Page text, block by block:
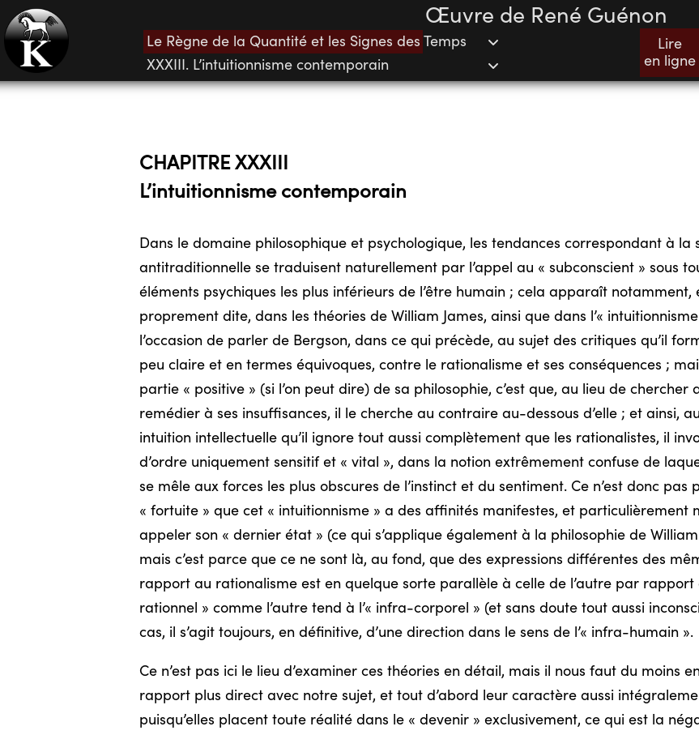
Œuvre de René Guénon
Le Règne de la Quantité et les Signes des Temps
XXXIII. L’intuitionnisme contemporain
Lire
en ligne
CHAPITRE XXXIII
L’intuitionnisme contemporain
Dans le domaine philosophique et psychologique, les tendances correspondant à la
antitraditionnelle se traduisent naturellement par l’appel au « subconscient » sous
éléments psychiques les plus inférieurs de l’être humain ; cela apparaît
proprement dite, dans les théories de William James, ainsi que dans l’«
l’occasion de parler de Bergson, dans ce qui précède, au sujet des critiques qu’il
peu claire et en termes équivoques, contre le rationalisme et ses conséquences ;
partie « positive » (si l’on peut dire) de sa philosophie, c’est que, au lieu de
remédier à ses insuffisances, il le cherche au contraire au-dessous d’elle ; et ainsi,
intuition intellectuelle qu’il ignore tout aussi complètement que les rationalistes, il
d’ordre uniquement sensitif et « vital », dans la notion extrêmement confuse de
se mêle aux forces les plus obscures de l’instinct et du sentiment. Ce n’est donc
« fortuite » que cet « intuitionnisme » a des affinités manifestes, et particulièrement
appeler son « dernier état » (ce qui s’applique également à la philosophie de
mais c’est parce que ce ne sont là, au fond, que des expressions différentes des
rapport au rationalisme est en quelque sorte parallèle à celle de l’autre par rapport
rationnel » comme l’autre tend à l’« infra-corporel » (et sans doute tout aussi
cas, il s’agit toujours, en définitive, d’une direction dans le sens de l’« infra-humain ».
Ce n’est pas ici le lieu d’examiner ces théories en détail, mais il nous faut du moins
rapport plus direct avec notre sujet, et tout d’abord leur caractère aussi
puisqu’elles placent toute réalité dans le « devenir » exclusivement, ce qui est la